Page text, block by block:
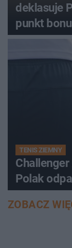
deklasuje
punkt
TENIS ZIEMNY
Polak
ZOBACZ